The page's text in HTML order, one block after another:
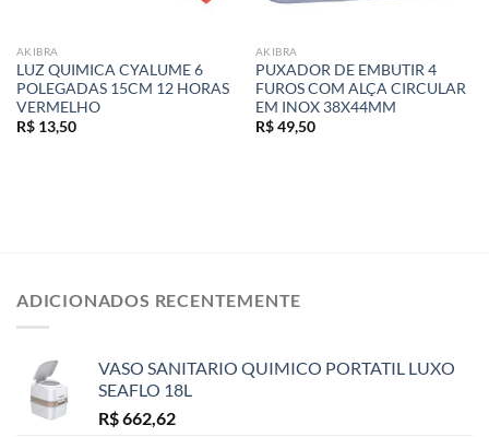
AKIBRA
LUZ QUIMICA CYALUME 6
POLEGADAS 15CM 12 HORAS
VERMELHO
R$13,50
AKIBRA
PUXADOR DE EMBUTIR 4
FUROS COM ALÇA CIRCULAR
EM INOX 38X44MM
R$49,50
ADICIONADOS RECENTEMENTE
VASO SANITARIO QUIMICO PORTATIL LUXO
SEAFLO 18L
R$662,62